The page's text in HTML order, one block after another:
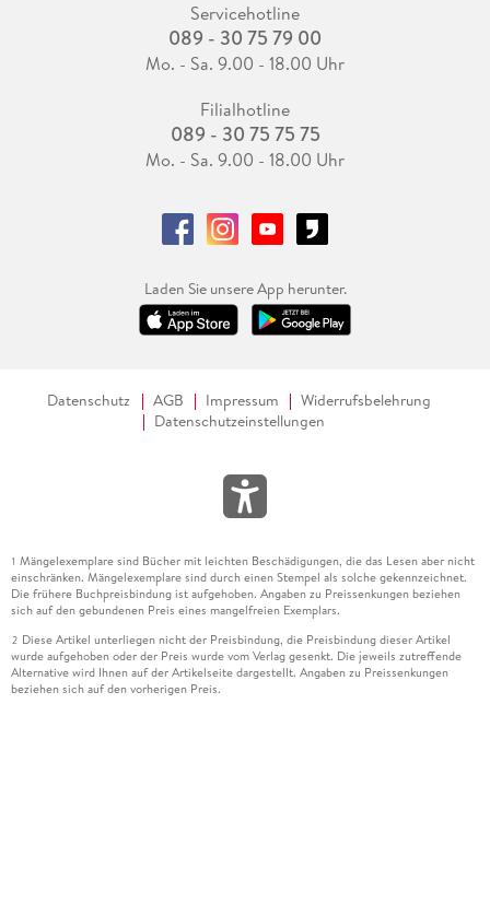
Servicehotline
089 - 30 75 79 00
Mo. - Sa. 9.00 - 18.00 Uhr
Filialhotline
089 - 30 75 75 75
Mo. - Sa. 9.00 - 18.00 Uhr
Laden Sie unsere App herunter.
Datenschutz AGB Impressum
Widerrufsbelehrung
Datenschutzeinstellungen
1 Mängelexemplare sind Bücher mit leichten Beschädigungen, die das Lesen aber nicht
einschränken. Mängelexemplare sind durch einen Stempel als solche gekennzeichnet.
Die frühere Buchpreisbindung ist aufgehoben. Angaben zu Preissenkungen beziehen
sich auf den gebundenen Preis eines mangelfreien Exemplars.
2 Diese Artikel unterliegen nicht der Preisbindung, die Preisbindung dieser Artikel
wurde aufgehoben oder der Preis wurde vom Verlag gesenkt. Die jeweils zutreffende
Alternative wird Ihnen auf der Artikelseite dargestellt. Angaben zu Preissenkungen
beziehen sich auf den vorherigen Preis.